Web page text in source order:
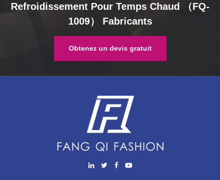
Refroidissement Pour Temps Chaud （FQ-
1009） Fabricants
Obtenez un devis gratuit